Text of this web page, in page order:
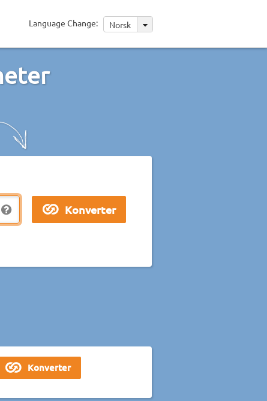
Language Change: Norsk